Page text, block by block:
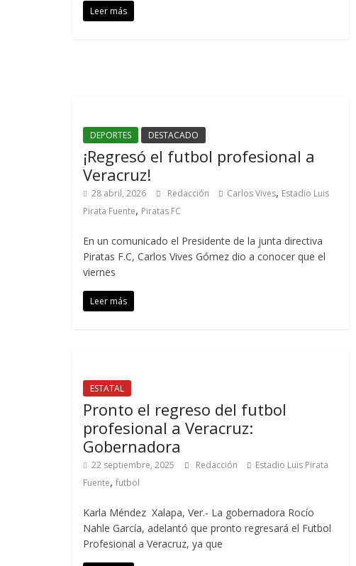
Leer más
DEPORTES DESTACADO
¡Regresó el futbol profesional a
Veracruz!
28 abril, 2026 Redacción Carlos Vives, Estadio Luis
Pirata Fuente, Piratas FC
En un comunicado el Presidente de la junta directiva
Piratas F.C, Carlos Vives Gómez dio a conocer que el
viernes
Leer más
ESTATAL
Pronto el regreso del futbol
profesional a Veracruz:
Gobernadora
22 septiembre, 2025 Redacción
Estadio Luis Pirata
Fuente, futbol
Karla Méndez Xalapa, Ver.- La gobernadora Rocío
Nahle García, adelantó que pronto regresará el Futbol
Profesional a Veracruz, ya que